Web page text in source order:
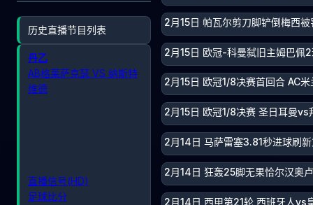
历史直播节目列表
丹乙
AB格莱萨克瑟 VS 纳斯特
维德
直播信号(HD)
足球比分
2月15日 帕瓦尔剪刀脚铲倒梅西被
2月15日 欧冠-科曼弑旧主姆巴佩
2月15日 欧冠1/8决赛首回合 AC
2月15日 欧冠1/8决赛 圣日耳曼vs
2月14日 马萨雷塞3.81秒进球刷
2月14日 狂轰25脚无果恰尔汉奥
2月14日 西甲第21轮 西班牙人vs